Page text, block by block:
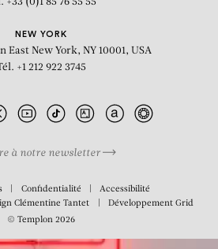
Ladder
NEW YORK
East New York, NY 10001, USA
+1 212 922 3745
à notre newsletter
Confidentialité
Accessibilité
Clémentine Tantet Développement Grid
© Templon 2026